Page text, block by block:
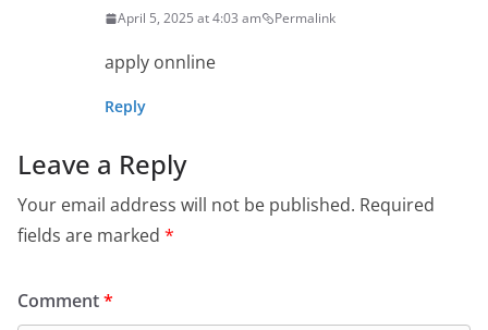
April 5, 2025 at 4:03 am Permalink
apply onnline
Reply
Leave a Reply
Your email address will not be published. Required
fields are marked *
Comment*